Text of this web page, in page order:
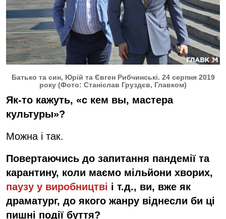
Батько та син, Юрій та Євген Рибчинські. 24 серпня 2019
року (Фото: Станіслав Груздєв, Главком)
Як-то кажуть, «с кем вы, мастера
культуры»?
Можна і так.
Повертаючись до запитання пандемії та
карантину, коли маємо мільйони хворих,
паузу у виробництві і т.д., ви, вже як
драматург, до якого жанру віднесли би ці
пишні події буття?